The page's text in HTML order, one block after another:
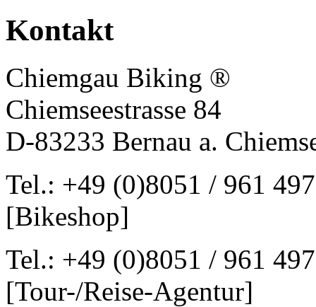
Kontakt
Chiemgau Biking ®
Chiemseestrasse 84
D-83233 Bernau a.
Tel.: +49 (0)8051 / 961
[Bikeshop]
Tel.: +49 (0)8051 / 961
[Tour-/Reise-Agentur]